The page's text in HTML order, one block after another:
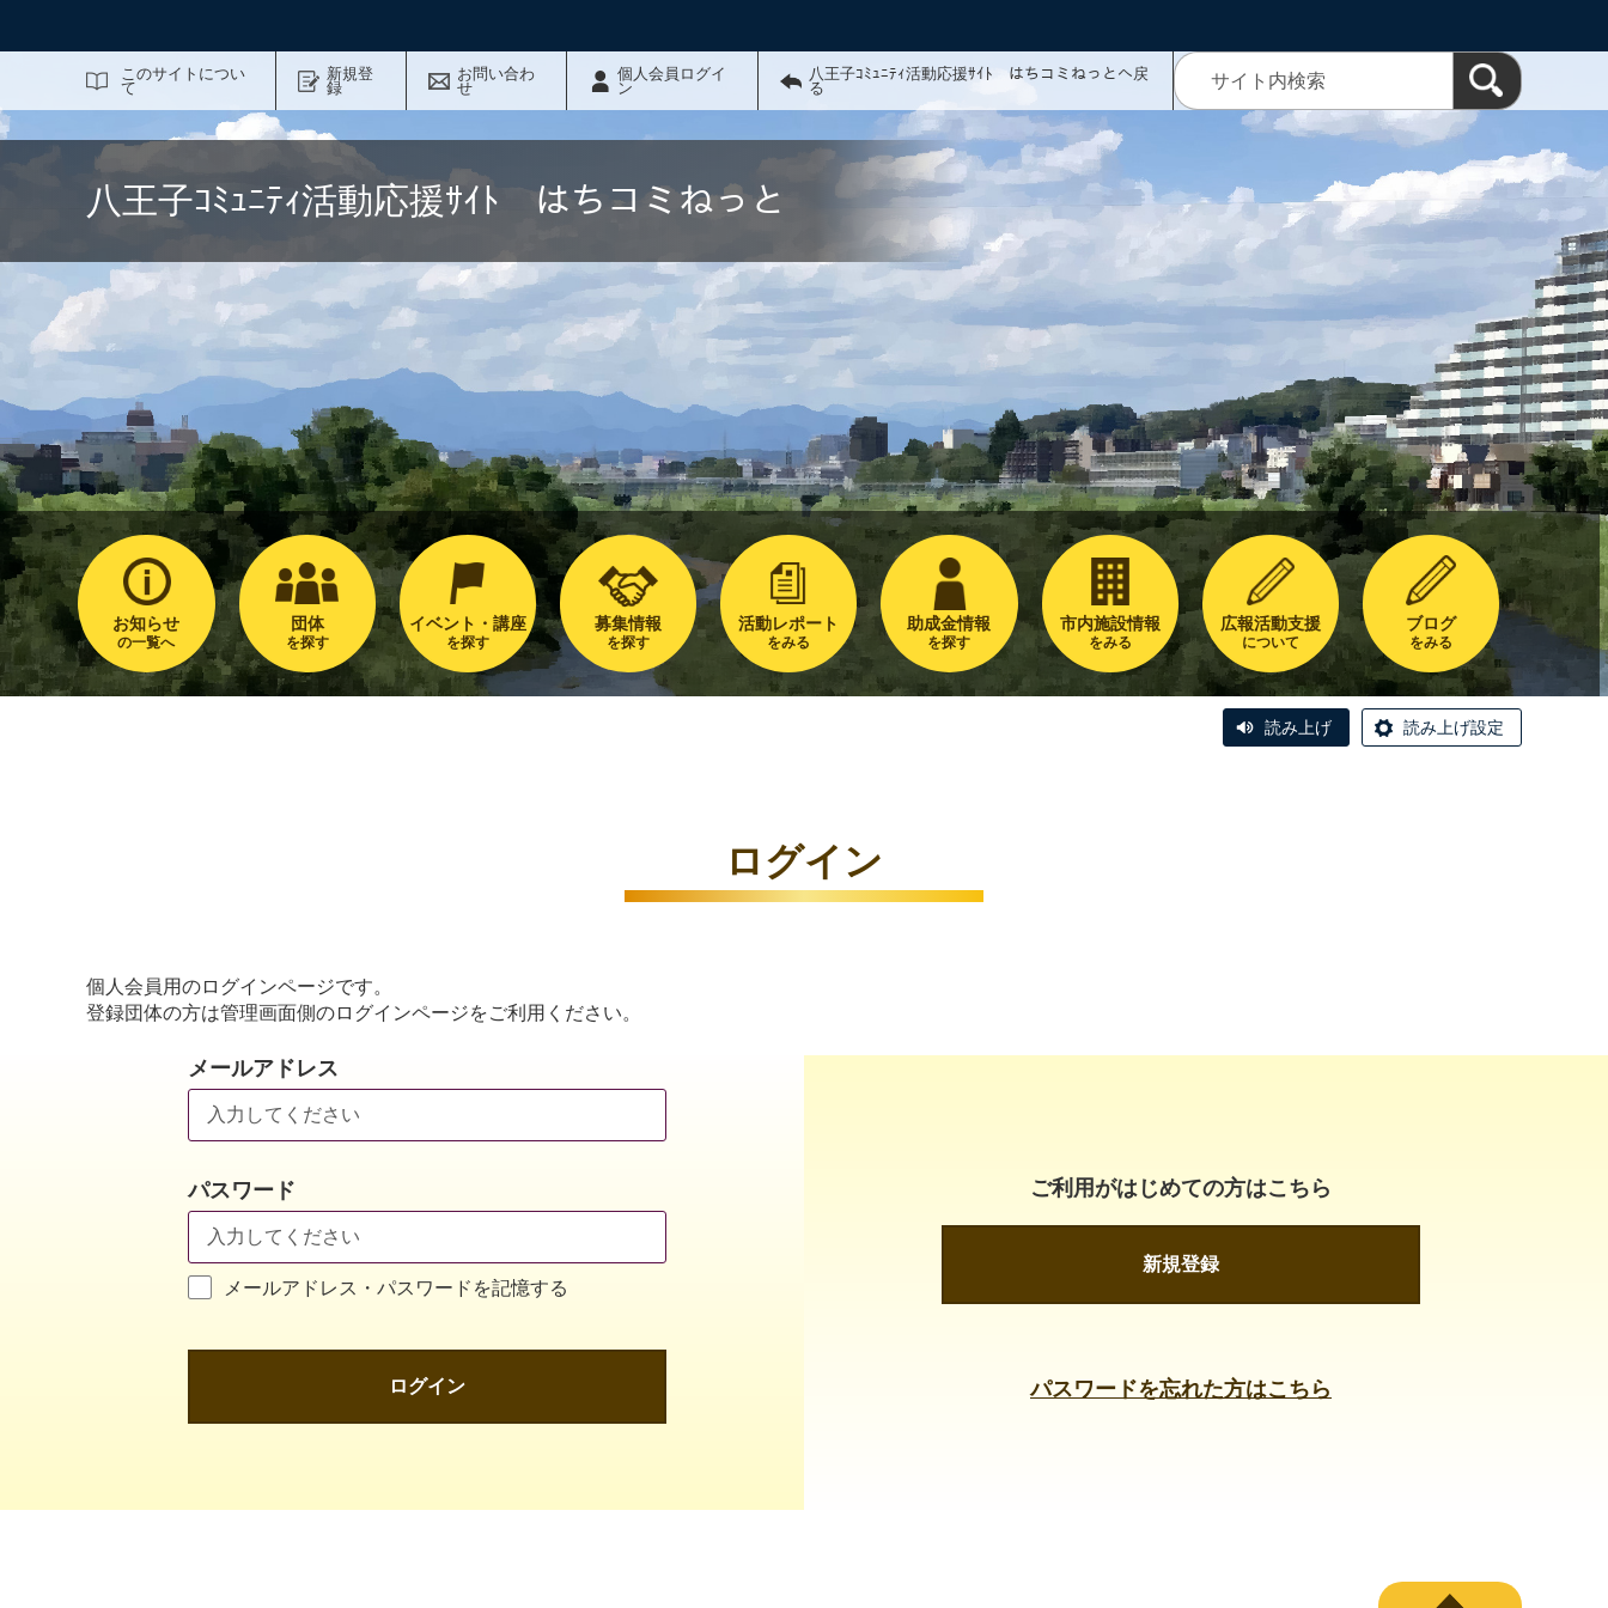
このサイトについ
て
新規登
録
お問い合わ
せ
個人会員ログイ
ン
八王子ｺﾐｭﾆﾃｨ活動応援ｻｲﾄ はちコミねっとへ戻
る
八王子ｺﾐｭﾆﾃｨ活動応援ｻｲﾄ はちコミねっと
お知らせ
の一覧へ
団体
を探す
イベント・講座
を探す
募集情報
を探す
活動レポート
をみる
助成金情報
を探す
市内施設情報
をみる
広報活動支援
について
ブログ
をみる
読み上げ 読み上げ設定
ログイン
個人会員用のログインページです。
登録団体の方は管理画面側のログインページをご利用ください。
メールアドレス
パスワード
メールアドレス・パスワードを記憶する
ログイン
ご利用がはじめての方はこちら
新規登録
パスワードを忘れた方はこちら